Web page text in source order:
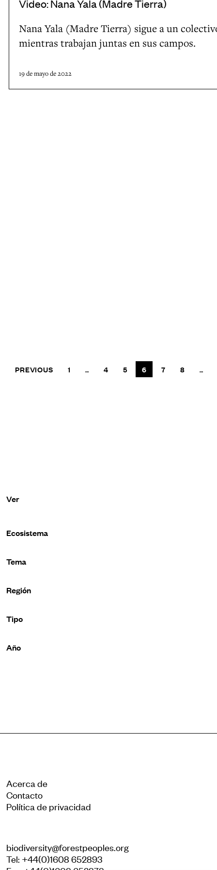
o
Video: Nana Yala (Madre Tierra)
Nana Yala (Madre Tierra) sigue a un
mientras trabajan juntas en sus campos.
19 de mayo de 2022
PREVIOUS 1 … 4 5 6 7 8 …
Ver
Ecosistema
Tema
Región
Tipo
Año
Acerca de
Contacto
Política de privacidad
biodiversity@forestpeoples.org
Tel: +44(0)1608 652893